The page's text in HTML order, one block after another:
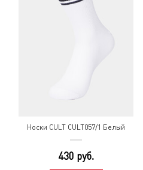
Носки CULT CULT057/1 Белый
430 руб.